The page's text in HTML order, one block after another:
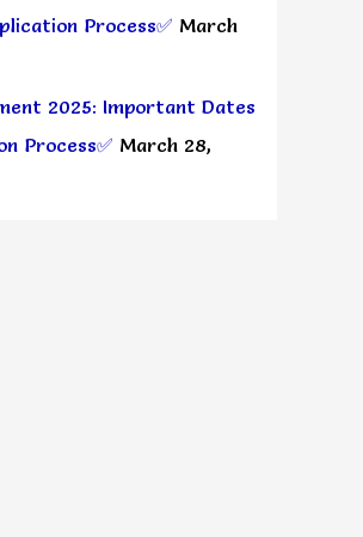
Process✅ March
2025: Important Dates
Process✅ March 28,